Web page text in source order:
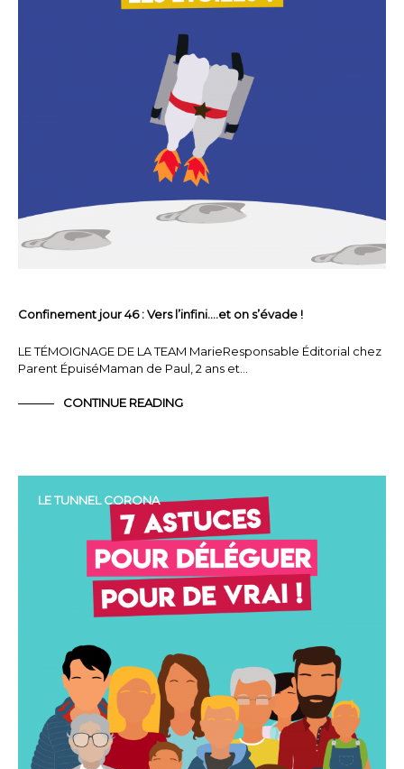
Confinement jour 46 : Vers l’infini….et on s’évade !
LE TÉMOIGNAGE DE LA TEAM MarieResponsable Éditorial chez
Parent ÉpuiséMaman de Paul, 2 ans et…
CONTINUE READING
LE TUNNEL CORONA